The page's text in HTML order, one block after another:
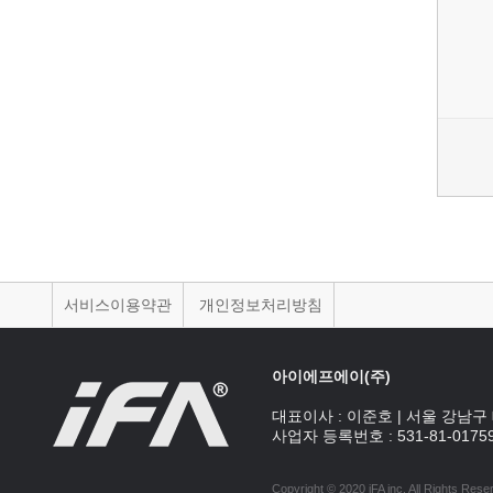
서비스이용약관 개인정보처리방침
아이에프에이(주)
대표이사 : 이준호 | 서울 강남구
사업자 등록번호 : 531-81-
Copyright © 2020 iFA inc . All Rights